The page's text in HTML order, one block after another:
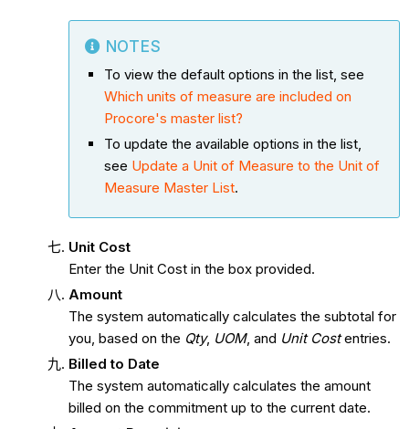
NOTES
To view the default options in the list, see
Which units of measure are included on
Procore's master list?
To update the available options in the list,
see Update a Unit of Measure to the Unit of
Measure Master List.
Unit Cost
Enter the Unit Cost in the box provided.
Amount
The system automatically calculates the subtotal for
you, based on the Qty, UOM, and Unit Costentries.
Billed to Date
The system automatically calculates the amount
billed on the commitment up to the current date.